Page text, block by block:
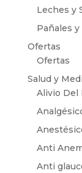
Leches y
Pañales
Ofertas
Ofertas
Salud y
Alivio Del
Anti
Anti